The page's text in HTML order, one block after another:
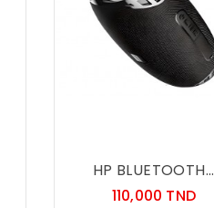
HP BLUETOOTH...
110,000 TNDPrix